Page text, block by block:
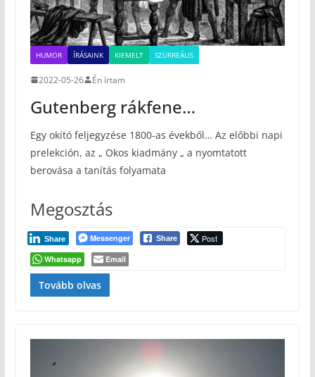
HUMOR ÍRÁSAINK KIEMELT SZÜRREÁLIS
2022-05-26 Én írtam
Gutenberg rákfene…
Egy okító feljegyzése 1800-as évekből… Az előbbi napi
prelekción, az „ Okos kiadmány „ a nyomtatott
berovása a tanítás folyamata
Megosztás
Messenger Share Post
Share
Whatsapp Email
Tovább olvas